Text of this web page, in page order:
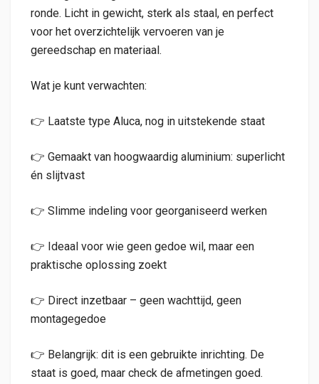
ronde. Licht in gewicht, sterk als staal, en perfect
voor het overzichtelijk vervoeren van je
gereedschap en materiaal.
Wat je kunt verwachten:
👉 Laatste type Aluca, nog in uitstekende staat
👉 Gemaakt van hoogwaardig aluminium: superlicht
én slijtvast
👉 Slimme indeling voor georganiseerd werken
👉 Ideaal voor wie geen gedoe wil, maar een
praktische oplossing zoekt
👉 Direct inzetbaar – geen wachttijd, geen
montagegedoe
👉 Belangrijk: dit is een gebruikte inrichting. De
staat is goed, maar check de afmetingen goed.